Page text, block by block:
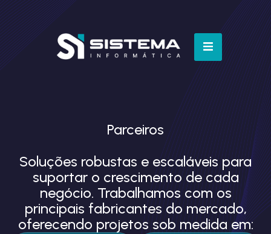
Parceiros
Soluções robustas e escaláveis para
suportar o crescimento de cada
negócio. Trabalhamos com os
principais fabricantes do mercado,
oferecendo projetos sob medida em: